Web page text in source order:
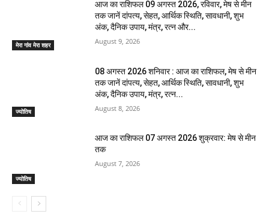
मेरा गांव मेरा शहर
आज का राशिफल 09 अगस्त 2026, रविवार, मेष से मीन
तक जानें दांपत्य, सेहत, आर्थिक स्थिति, सावधानी, शुभ
अंक, दैनिक उपाय, मंत्र, रत्न और...
August 9, 2026
ज्योतिष
08 अगस्त 2026 शनिवार : आज का राशिफल, मेष से मीन
तक जानें दांपत्य, सेहत, आर्थिक स्थिति, सावधानी, शुभ
अंक, दैनिक उपाय, मंत्र, रत्न...
August 8, 2026
ज्योतिष
आज का राशिफल 07 अगस्त 2026 शुक्रवार: मेष से मीन
तक
August 7, 2026